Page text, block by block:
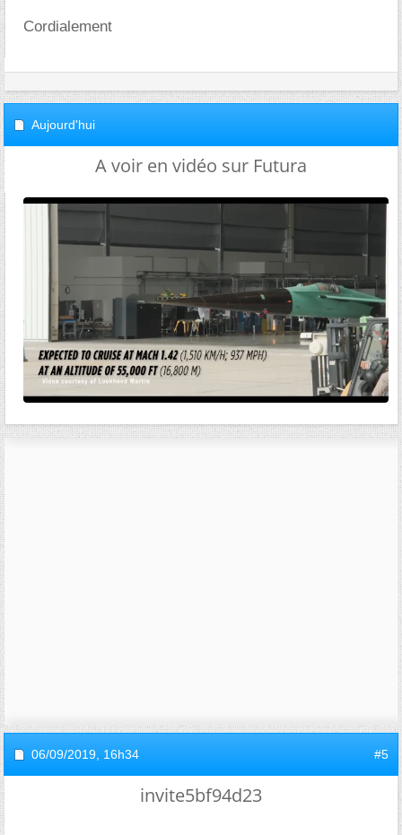
Cordialement
Aujourd'hui
A voir en vidéo sur Futura
06/09/2019, 16h34 #5
invite5bf94d23